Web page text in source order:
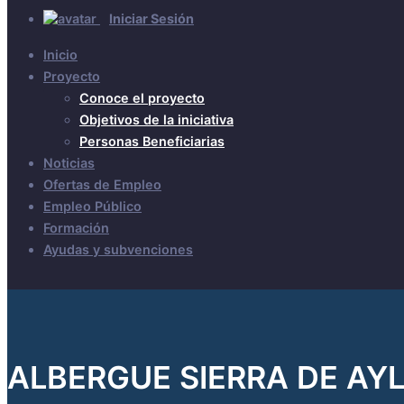
Iniciar Sesión
Inicio
Proyecto
Conoce el proyecto
Objetivos de la iniciativa
Personas Beneficiarias
Noticias
Ofertas de Empleo
Empleo Público
Formación
Ayudas y subvenciones
ALBERGUE SIERRA DE